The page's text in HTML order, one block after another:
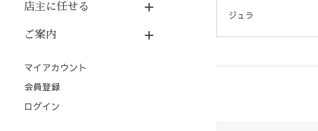
店主に任せる
ご案内
マイアカウント
会員登録
ログイン
ジュラ